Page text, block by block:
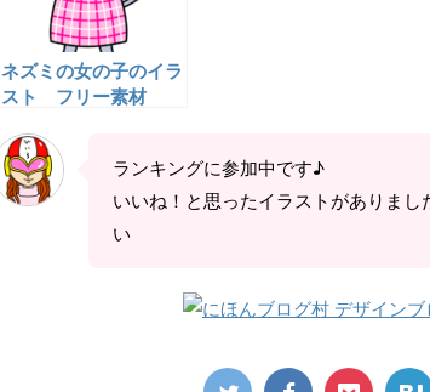
ネズミの女の子のイラ
スト フリー素材
ランキングに参加中です♪
いいね！と思ったイラストがありま
い